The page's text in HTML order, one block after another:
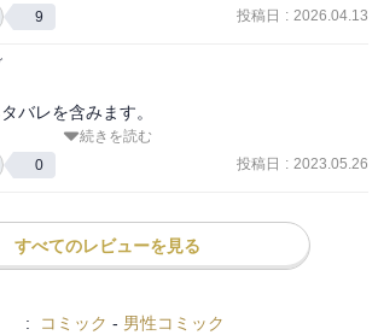
9 投稿日 : 2026.04.13
バレを含みます。
と思って図書館で予約していたんだけど、借
興味なくなってしまったらしく・・・でもせ
し、大河ドラマでも見たことがあるはずなの
と知らないことだらけで勉強になった。そし
り、先進的な人物で強烈な個性をもちカリス
続きを読む
0 投稿日 : 2023.05.26
すべてのレビューを見る
: コミック - 男性コミック